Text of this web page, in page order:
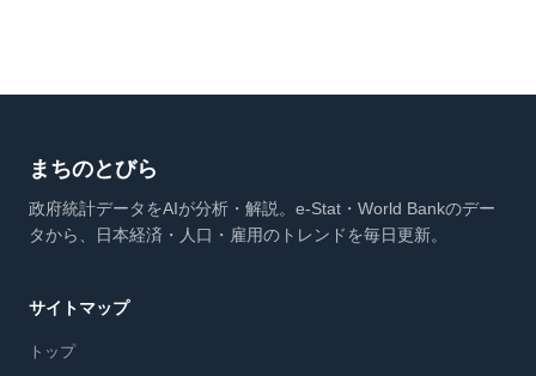
まちのとびら
政府統計データをAIが分析・解説。e-Stat・World Bankのデー
タから、日本経済・人口・雇用のトレンドを毎日更新。
サイトマップ
トップ